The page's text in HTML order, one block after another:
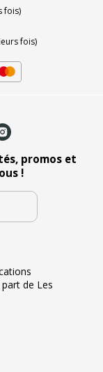
fois)
fois)
promos et
!
de Les